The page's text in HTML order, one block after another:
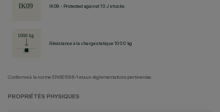
IK09 - Protected against 10 J shocks
Résistance à la charge statique 1000 kg
Conforme à la norme EN60598-1 et aux réglementations pertinentes.
PROPRIÉTÉS PHYSIQUES